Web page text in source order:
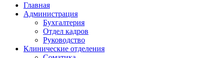
Главная
Администрация
Бухгалтерия
Отдел кадров
Руководство
Клинические отделения